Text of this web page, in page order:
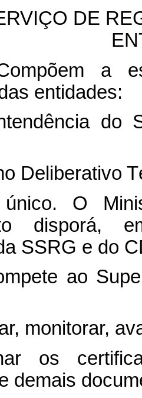
DE
a
entidades:
do
Deliberativo
único. O
disporá,
SSRG e do
ao
monitorar,
os
demais